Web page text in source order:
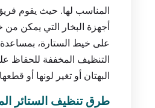
المناسب لها. حيث يقوم
أجهزة البخار التي يمكن من
على خيط الستارة،
التنظيف المخففة للحفاظ
البهتان أو تغير لونها أو
طرق تنظيف الستائر